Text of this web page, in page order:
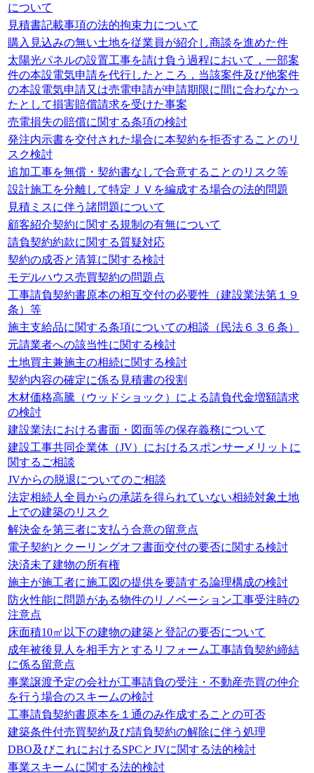
について
見積書記載事項の法的拘束力について
購入見込みの無い土地を従業員が紹介し商談を進めた件
太陽光パネルの設置工事を請け負う過程において，一部案
件の本設電気申請を代行したところ，当該案件及び他案件
の本設電気申請又は売電申請が申請期限に間に合わなかっ
たとして損害賠償請求を受けた事案
売電損失の賠償に関する条項の検討
発注内示書を交付された場合に本契約を拒否することのリ
スク検討
追加工事を無償・契約書なしで合意することのリスク等
設計施工を分離して特定ＪＶを編成する場合の法的問題
見積ミスに伴う諸問題について
顧客紹介契約に関する規制の有無について
請負契約約款に関する質疑対応
契約の成否と清算に関する検討
モデルハウス売買契約の問題点
工事請負契約書原本の相互交付の必要性（建設業法第１９
条）等
施主支給品に関する条項についての相談（民法６３６条）
元請業者への該当性に関する検討
土地買主兼施主の相続に関する検討
契約内容の確定に係る見積書の役割
木材価格高騰（ウッドショック）による請負代金増額請求
の検討
建設業法における書面・図面等の保存義務について
建設工事共同企業体（JV）におけるスポンサーメリットに
関するご相談
JVからの脱退についてのご相談
法定相続人全員からの承諾を得られていない相続対象土地
上での建築のリスク
解決金を第三者に支払う合意の留意点
電子契約とクーリングオフ書面交付の要否に関する検討
決済未了建物の所有権
施主が施工者に施工図の提供を要請する論理構成の検討
防火性能に問題がある物件のリノベーション工事受注時の
注意点
床面積10㎡以下の建物の建築と登記の要否について
成年被後見人を相手方とするリフォーム工事請負契約締結
に係る留意点
事業譲渡予定の会社が工事請負の受注・不動産売買の仲介
を行う場合のスキームの検討
工事請負契約書原本を１通のみ作成することの可否
建築条件付売買契約及び請負契約の解除に伴う処理
DBO及びこれにおけるSPCとJVに関する法的検討
事業スキームに関する法的検討